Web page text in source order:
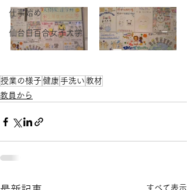
仕事始め
仙台白百合女子大学
授業の様子健康 手洗い 教材
教員から
すべて表示